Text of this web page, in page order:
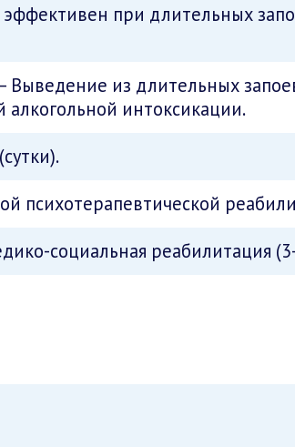
при длительных
из длительных
интоксикации.
психотерапевтической
социальная реабилитация